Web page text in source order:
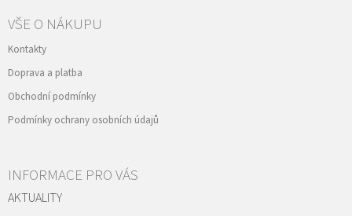
VŠE O NÁKUPU
Kontakty
Doprava a platba
Obchodní podmínky
Podmínky ochrany osobních údajů
INFORMACE PRO VÁS
AKTUALITY